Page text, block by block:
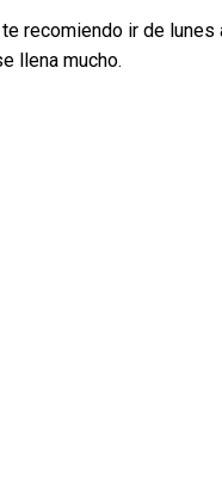
recomiendo ir de
llena mucho.